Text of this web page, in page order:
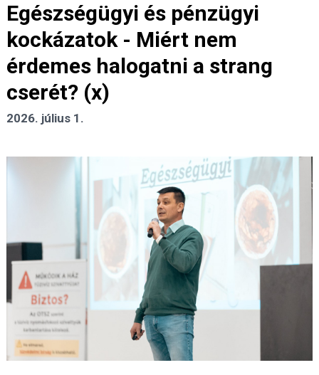
Egészségügyi és pénzügyi
kockázatok - Miért nem
érdemes halogatni a strang
cserét? (x)
2026. július 1.